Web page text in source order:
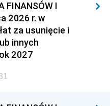
FINANSÓW I
2026 r. w
za usunięcie i
innych
2027